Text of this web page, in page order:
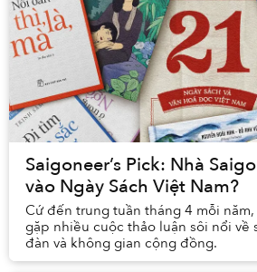
Saigoneer’s Pick: Nhà
vào Ngày Sách Việt Nam?
Cứ đến trung tuần tháng 4 mỗi
gặp nhiều cuộc thảo luận sôi nổi về
đàn và không gian cộng đồng.